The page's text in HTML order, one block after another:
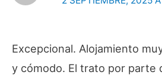
Excepcional. Alojamiento
y cómodo. El trato por parte